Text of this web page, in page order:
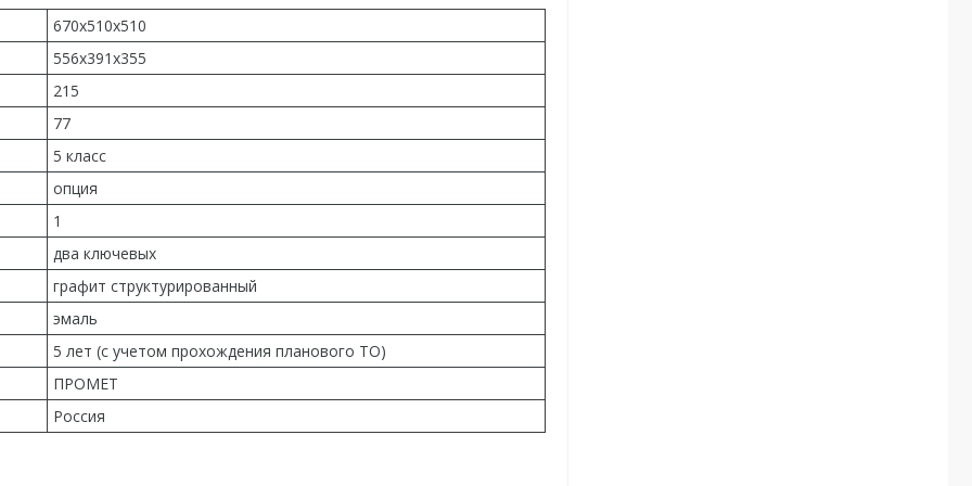
670x510x510
556x391x355
215
77
5 класс
опция
1
два ключевых
графит структурированный
эмаль
5 лет (с учетом прохождения планового ТО)
ПРОМЕТ
Россия